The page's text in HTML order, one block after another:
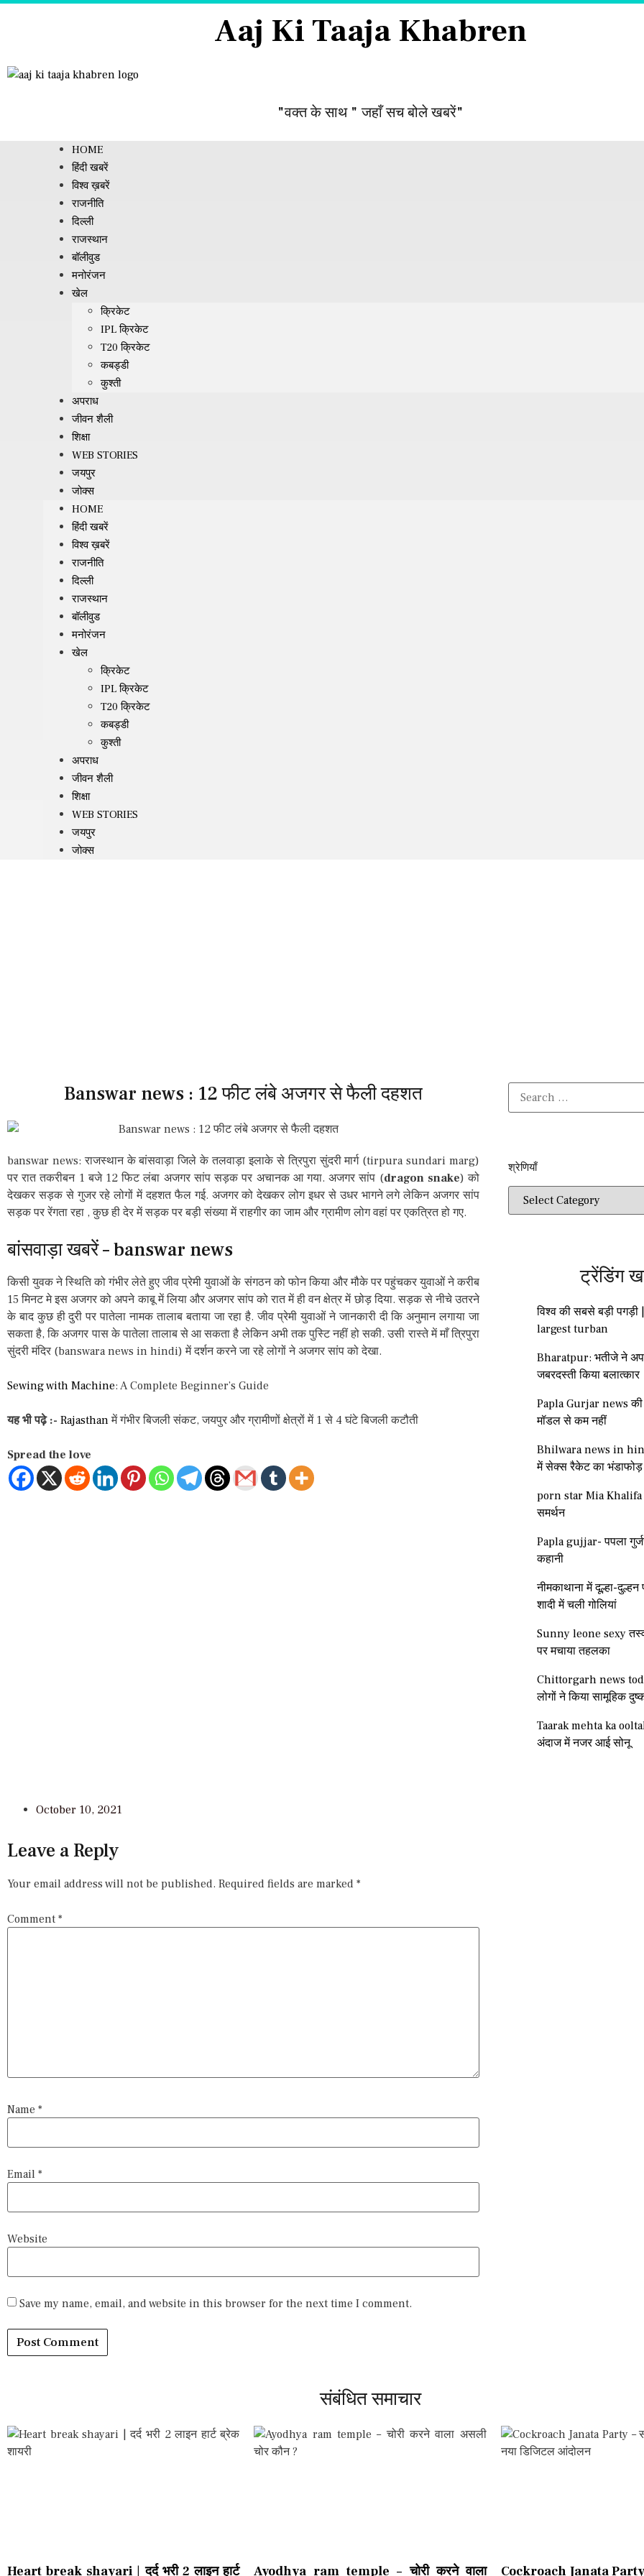
Aaj Ki Taaja Khabren
"वक्त के साथ " जहाँ सच बोले खबरें"
HOME
हिंदी खबरें
विश्व ख़बरें
राजनीति
दिल्ली
राजस्थान
बॉलीवुड
मनोरंजन
खेल
क्रिकेट
IPL क्रिकेट
T20 क्रिकेट
कबड्डी
कुश्ती
अपराध
जीवन शैली
शिक्षा
WEB STORIES
जयपुर
जोक्स
HOME
हिंदी खबरें
विश्व ख़बरें
राजनीति
दिल्ली
राजस्थान
बॉलीवुड
मनोरंजन
खेल
क्रिकेट
IPL क्रिकेट
T20 क्रिकेट
कबड्डी
कुश्ती
अपराध
जीवन शैली
शिक्षा
WEB STORIES
जयपुर
जोक्स
Banswar news : 12 फीट लंबे अजगर से फैली दहशत
banswar news: राजस्थान के बांसवाड़ा जिले के तलवाड़ा इलाके से त्रिपुरा सुंदरी मार्ग (tirpura sundari marg)
पर रात तकरीबन 1 बजे 12 फिट लंबा अजगर सांप सड़क पर अचानक आ गया. अजगर सांप (dragon snake) को
देखकर सड़क से गुजर रहे लोगों में दहशत फैल गई. अजगर को देखकर लोग इधर से उधर भागने लगे लेकिन अजगर सांप
सड़क पर रेंगता रहा , कुछ ही देर में सड़क पर बड़ी संख्या में राहगीर का जाम और ग्रामीण लोग वहां पर एकत्रित हो गए.
बांसवाड़ा खबरें – banswar news
किसी युवक ने स्थिति को गंभीर लेते हुए जीव प्रेमी युवाओं के संगठन को फोन किया और मौके पर पहुंचकर युवाओं ने करीब
15 मिनट मे इस अजगर को अपने काबू में लिया और अजगर सांप को रात में ही वन क्षेत्र में छोड़ दिया. सड़क से नीचे उतरने
के बाद कुछ ही दुरी पर पातेला नामक तालाब बताया जा रहा है. जीव प्रेमी युवाओं ने जानकारी दी कि अनुमान लगाया जा
सकता है, कि अजगर पास के पातेला तालाब से आ सकता है लेकिन अभी तक पुस्टि नहीं हो सकी. उसी रास्ते में माँ त्रिपुरा
सुंदरी मंदिर (banswara news in hindi) में दर्शन करने जा रहे लोगों ने अजगर सांप को देखा.
Sewing with Machine: A Complete Beginner’s Guide
यह भी पढ़े :- Rajasthanमें गंभीर बिजली संकट, जयपुर और ग्रामीणों क्षेत्रों में 1 से 4 घंटे बिजली कटौती
Spread the love
October 10, 2021
Leave a Reply
Your email address will not be published. Required fields are marked *
Comment *
Name *
Email *
Website
Save my name, email, and website in this browser for the next time I comment.
श्रेणियाँ​​
ट्रेंडिंग
विश्व की सबसे बड़ी
largest turban
Bharatpur: भतीजे ने
जबरदस्ती किया बलात्कार
Papla Gurjar news की
मॉडल से कम नहीं
Bhilwara news in
में सेक्स रैकेट का भंडाफोड़
porn star Mia Khalifa
समर्थन
Papla gujjar- पपला
कहानी
नीमकाथाना में दूल्हा-
शादी में चली गोलियां
Sunny leone sexy
पर मचाया तहलका
Chittorgarh news
लोगों ने किया सामूहिक
Taarak mehta ka
अंदाज में नजर आई सोनू
संबंधित समाचार
Heart break shayari | दर्द भरी 2 लाइन हार्ट Ayodhya ram temple – चोरी करने वाला Cockroach Janata Party